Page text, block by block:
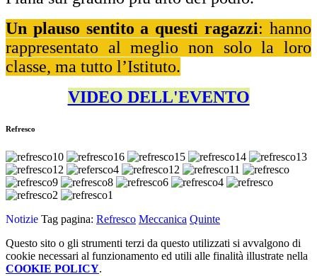
Un plauso sentito a questi ragazzi: hanno
rappresentato al meglio non solo la loro
classe, ma tutto l’Istituto.
VIDEO DELL'EVENTO
Refresco
Notizie Tag pagina: Refresco Meccanica Quinte
Questo sito o gli strumenti terzi da questo utilizzati si avvalgono di
cookie necessari al funzionamento ed utili alle finalità illustrate nella
COOKIE POLICY.